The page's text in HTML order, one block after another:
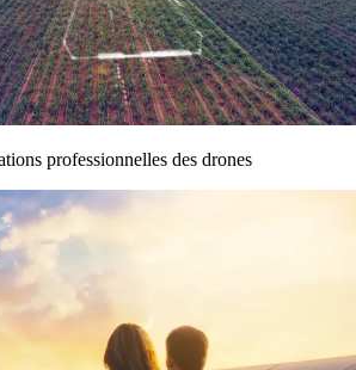
professionnelles des drones